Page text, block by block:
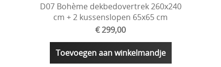
D07 Bohème dekbedovertrek 260x240
cm + 2 kussenslopen 65x65 cm
€ 299,00
Toevoegen aan winkelmandje